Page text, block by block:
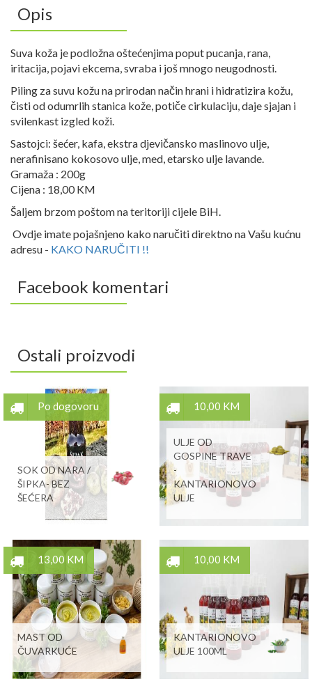
Opis
Suva koža je podložna oštećenjima poput pucanja, rana,
iritacija, pojavi ekcema, svraba i još mnogo neugodnosti.
Piling za suvu kožu na prirodan način hrani i hidratizira kožu,
čisti od odumrlih stanica kože, potiče cirkulaciju, daje sjajan i
svilenkast izgled koži.
Sastojci: šećer, kafa, ekstra djevičansko maslinovo ulje,
nerafinisano kokosovo ulje, med, etarsko ulje lavande.
Gramaža : 200g
Cijena : 18,00 KM
Šaljem brzom poštom na teritoriji cijele BiH.
Ovdje imate pojašnjeno kako naručiti direktno na Vašu kućnu
adresu - KAKO NARUČITI !!
Facebook komentari
Ostali proizvodi
Po dogovoru
SOK OD NARA /
ŠIPKA- BEZ
ŠEĆERA
10,00 KM
ULJE OD
GOSPINE TRAVE
-
KANTARIONOVO
ULJE
13,00 KM
MAST OD
ČUVARKUĆE
10,00 KM
KANTARIONOVO
ULJE 100ML